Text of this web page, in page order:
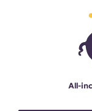
All-